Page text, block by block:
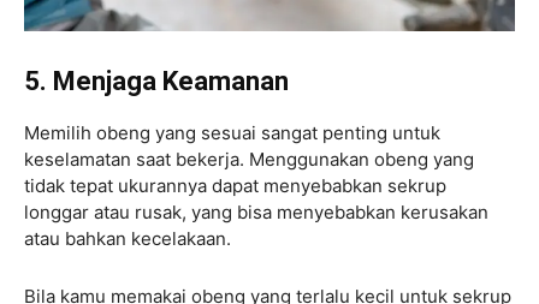
5. Menjaga Keamanan
Memilih obeng yang sesuai sangat penting untuk
keselamatan saat bekerja. Menggunakan obeng yang
tidak tepat ukurannya dapat menyebabkan sekrup
longgar atau rusak, yang bisa menyebabkan kerusakan
atau bahkan kecelakaan.
Bila kamu memakai obeng yang terlalu kecil untuk sekrup